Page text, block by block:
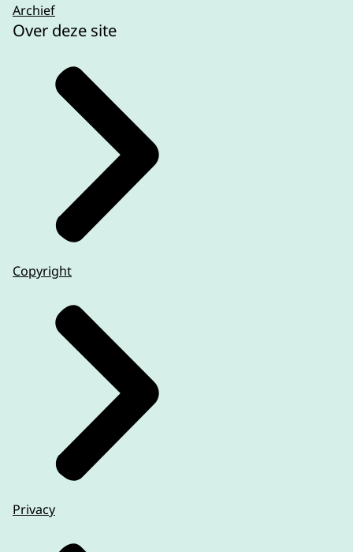
Archief
Over deze site
Copyright
Privacy